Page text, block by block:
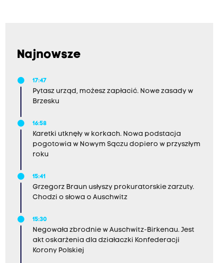
Najnowsze
17:47
Pytasz urząd, możesz zapłacić. Nowe zasady w
Brzesku
16:58
Karetki utknęły w korkach. Nowa podstacja
pogotowia w Nowym Sączu dopiero w przyszłym
roku
15:41
Grzegorz Braun usłyszy prokuratorskie zarzuty.
Chodzi o słowa o Auschwitz
15:30
Negowała zbrodnie w Auschwitz-Birkenau. Jest
akt oskarżenia dla działaczki Konfederacji
Korony Polskiej